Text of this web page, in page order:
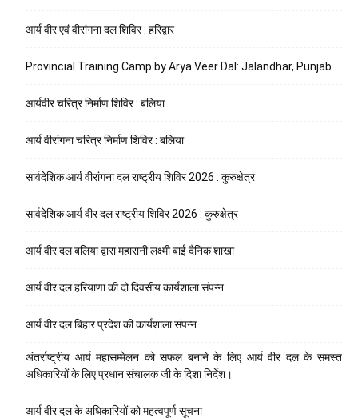
आर्य वीर एवं वीरांगना दल शिविर : हरिद्वार
Provincial Training Camp by Arya Veer Dal: Jalandhar, Punjab
आर्यवीर चरित्र निर्माण शिविर : बलिया
आर्य वीरांगना चरित्र निर्माण शिविर : बलिया
सार्वदेशिक आर्य वीरांगना दल राष्ट्रीय शिविर 2026 : कुरुक्षेत्र
सार्वदेशिक आर्य वीर दल राष्ट्रीय शिविर 2026 : कुरुक्षेत्र
आर्य वीर दल बलिया द्वारा महारानी लक्ष्मी बाई दैनिक शाखा
आर्य वीर दल हरियाणा की दो दिवसीय कार्यशाला संपन्न
आर्य वीर दल बिहार प्रदेश की कार्यशाला संपन्न
अंतर्राष्ट्रीय आर्य महासम्मेलन को सफल बनाने के लिए आर्य वीर दल के समस्त
अधिकारियों के लिए प्रधान संचालक जी के दिशा निर्देश।
आर्य वीर दल के अधिकारियों को महत्वपूर्ण सूचना